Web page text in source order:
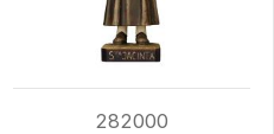
282000